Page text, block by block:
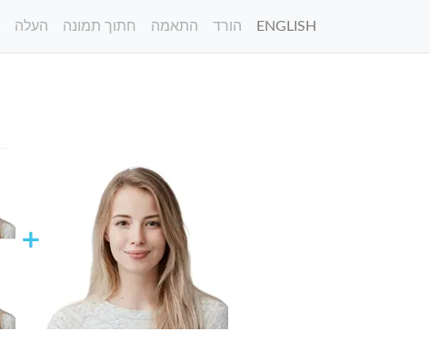
העלה חתוך תמונה התאמה הורד ENGLISH